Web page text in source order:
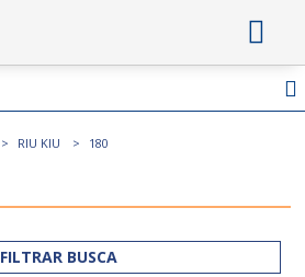
RIU KIU 180
FILTRAR BUSCA